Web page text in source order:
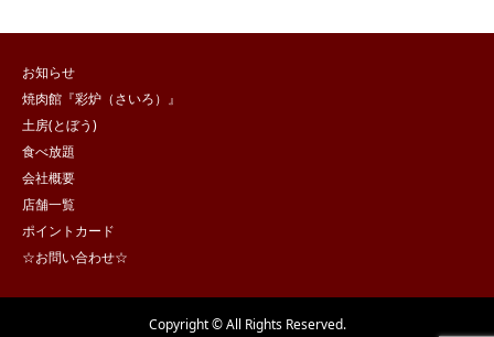
お知らせ
焼肉館『彩炉（さいろ）』
土房(とぼう)
食べ放題
会社概要
店舗一覧
ポイントカード
☆お問い合わせ☆
Copyright © All Rights Reserved.